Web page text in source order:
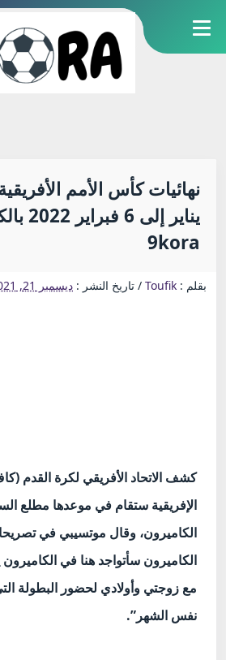
يناير
9kora
بقلم : Toufik
/ تاريخ النشر : ديسمبر 21, 2021
كشف الاتحاد الأفريقي لكرة القدم
الإفريقية ستقام في موعدها مطلع
الكاميرون، وقال موتسيبي في
نفس الشهر”.